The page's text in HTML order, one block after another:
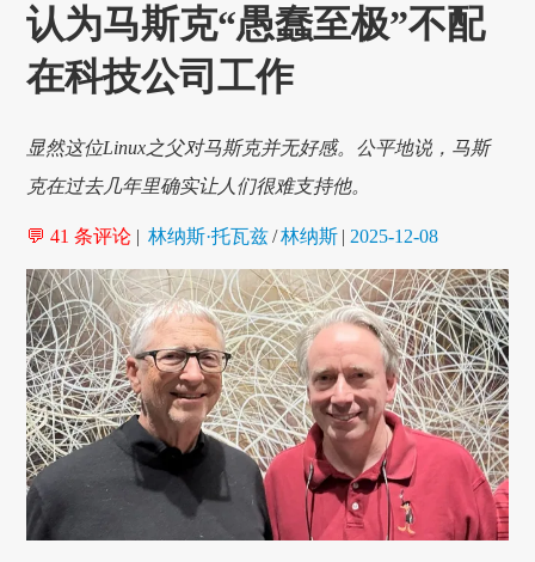
认为马斯克“愚蠢至极”不配
在科技公司工作
显然这位Linux之父对马斯克并无好感。公平地说，马斯
克在过去几年里确实让人们很难支持他。
💬 41 条评论 | 林纳斯·托瓦兹/林纳斯 | 2025-12-08